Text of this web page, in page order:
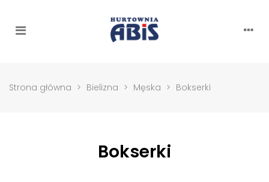
Strona główna > Bielizna > Męska > Bokserki
Bokserki